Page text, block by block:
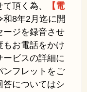
頂く為、
【電
和8年2月迄に開
ージを録音させ
もお電話をかけ
ービスの詳細に
ンフレットをご
答についてはシ